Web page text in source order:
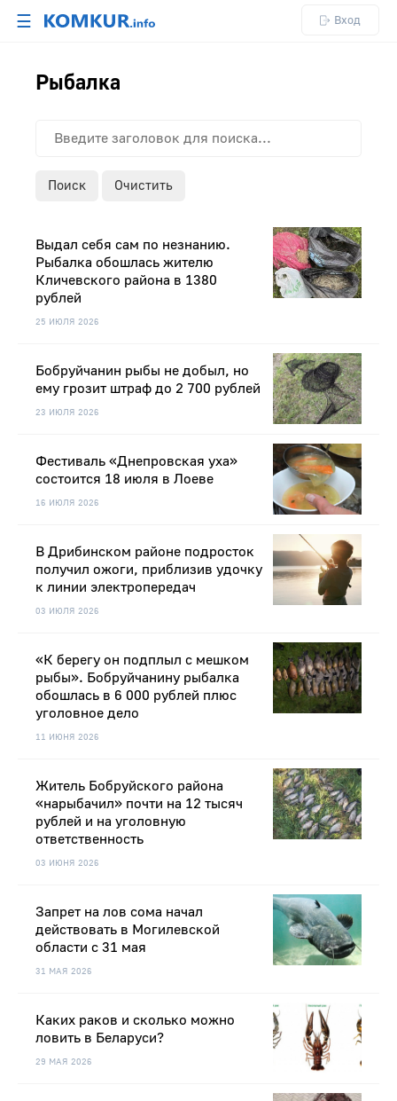
☰ Вход
Рыбалка
Поиск Очистить
25 ИЮЛЯ 2026
Выдал себя сам по незнанию.
Рыбалка обошлась жителю
Кличевского района в 1380
рублей
23 ИЮЛЯ 2026
Бобруйчанин рыбы не добыл, но
ему грозит штраф до 2 700 рублей
16 ИЮЛЯ 2026
Фестиваль «Днепровская уха»
состоится 18 июля в Лоеве
03 ИЮЛЯ 2026
В Дрибинском районе подросток
получил ожоги, приблизив удочку
к линии электропередач
11 ИЮНЯ 2026
«К берегу он подплыл с мешком
рыбы». Бобруйчанину рыбалка
обошлась в 6 000 рублей плюс
уголовное дело
03 ИЮНЯ 2026
Житель Бобруйского района
«нарыбачил» почти на 12 тысяч
рублей и на уголовную
ответственность
31 МАЯ 2026
Запрет на лов сома начал
действовать в Могилевской
области с 31 мая
29 МАЯ 2026
Каких раков и сколько можно
ловить в Беларуси?